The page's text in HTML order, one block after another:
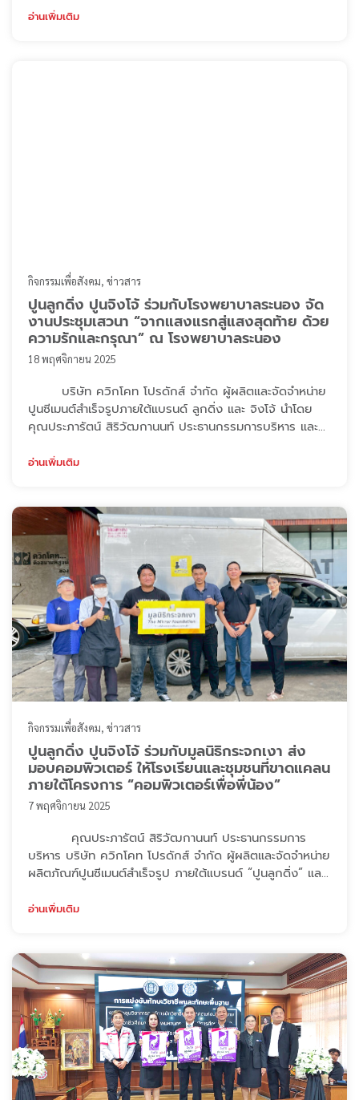
หัวหน้าฝ่ายทรัพยากรบุคคลและธุรการ ประจำโรงผลิต
อ่านเพิ่มเติม
กิจกรรมเพื่อสังคม ข่าวสาร
ปูนลูกดิ่ง ปูนจิงโจ้ ร่วมกับโรงพยาบาลระนอง จัด
งานประชุมเสวนา “จากแสงแรกสู่แสงสุดท้าย ด้วย
ความรักและกรุณา” ณ โรงพยาบาลระนอง
18 พฤศจิกายน 2025
บริษัท ควิกโคท โปรดักส์ จำกัด ผู้ผลิตและจัดจำหน่าย
ปูนซีเมนต์สำเร็จรูปภายใต้แบรนด์ ลูกดิ่ง และ จิงโจ้ นำโดย
คุณประภารัตน์ สิริวัฒกานนท์ ประธานกรรมการบริหาร และ
“จากแสงแรกสู่แสงสุดท้าย ด้วยความรักและกรุณา” ณ ห้อง
ย์พศิน อินทรวงค์ น ...
อ่านเพิ่มเติม
กิจกรรมเพื่อสังคม ข่าวสาร
ปูนลูกดิ่ง ปูนจิงโจ้ ร่วมกับมูลนิธิกระจกเงา ส่ง
มอบคอมพิวเตอร์ ให้โรงเรียนและชุมชนที่ขาดแคลน
ภายใต้โครงการ “คอมพิวเตอร์เพื่อพี่น้อง”
7 พฤศจิกายน 2025
คุณประภารัตน์ สิริวัฒกานนท์ ประธานกรรมการ
บริหาร บริษัท ควิกโคท โปรดักส์ จำกัด ผู้ผลิตและจัดจำหน่าย
ผลิตภัณฑ์ปูนซีเมนต์สำเร็จรูป ภายใต้แบรนด์ “ปูนลูกดิ่ง” และ
แก่เยาวชน ผ่านการบริจาคเครื่องคอมพิวเตอร์และอุปกรณ์
โดยมูลนิธิกระจ ...
อ่านเพิ่มเติม